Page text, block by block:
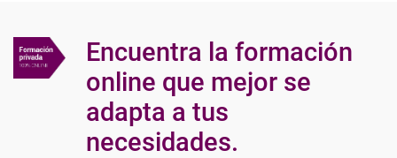
Encuentra la formación
online que mejor se
adapta a tus
necesidades.